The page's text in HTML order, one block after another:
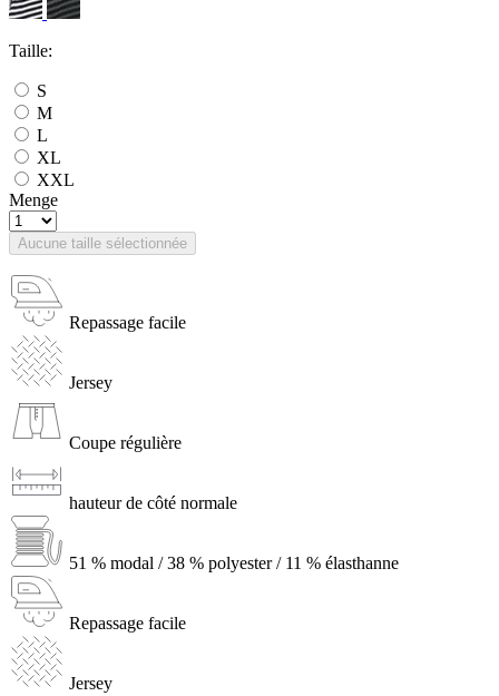
Taille:
S
M
L
XL
XXL
Menge
Aucune taille sélectionnée
Repassage facile
Jersey
Coupe régulière
hauteur de côté normale
51 % modal / 38 % polyester / 11 % élasthanne
Repassage facile
Jersey